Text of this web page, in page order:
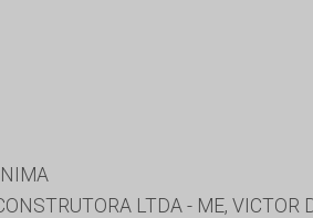
LTDA - ME, VICTOR